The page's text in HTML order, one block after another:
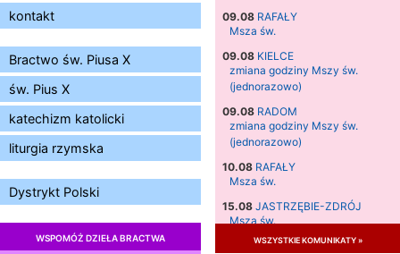
kontakt
Bractwo św. Piusa X
św. Pius X
katechizm katolicki
liturgia rzymska
Dystrykt Polski
WSPOMÓŻ DZIEŁA BRACTWA
09.08 RAFAŁY
Msza św.
09.08 KIELCE
zmiana godziny Mszy św.
(jednorazowo)
09.08 RADOM
zmiana godziny Mszy św.
(jednorazowo)
10.08 RAFAŁY
Msza św.
15.08 JASTRZĘBIE-ZDRÓJ
Msza św.
RADOM
wszystkie komunikaty »